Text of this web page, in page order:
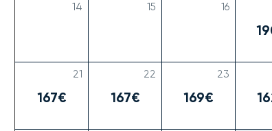
167€ 167€ 169€
14 15 16
21 22 23